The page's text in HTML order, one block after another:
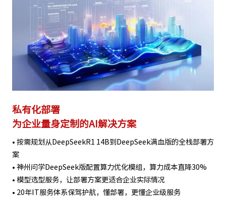
私有化部署
为企业量身定制的AI解决方案
• 按需规划从DeepSeekR1 14B到DeepSeek满血版的全栈部署方
案
• 神州问学DeepSeek版配置算力优化模组，算力成本直降30%
• 模型选型服务，让部署方案更适合企业实际情况
• 20年IT服务体系保驾护航，懂部署，更懂企业级服务